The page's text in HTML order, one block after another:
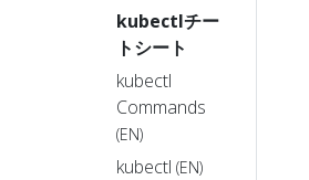
kubectlチー
トシート
kubectl
Commands
(EN)
kubectl (EN)